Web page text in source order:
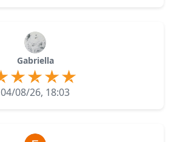
Gabriella
04/08/26, 18:03